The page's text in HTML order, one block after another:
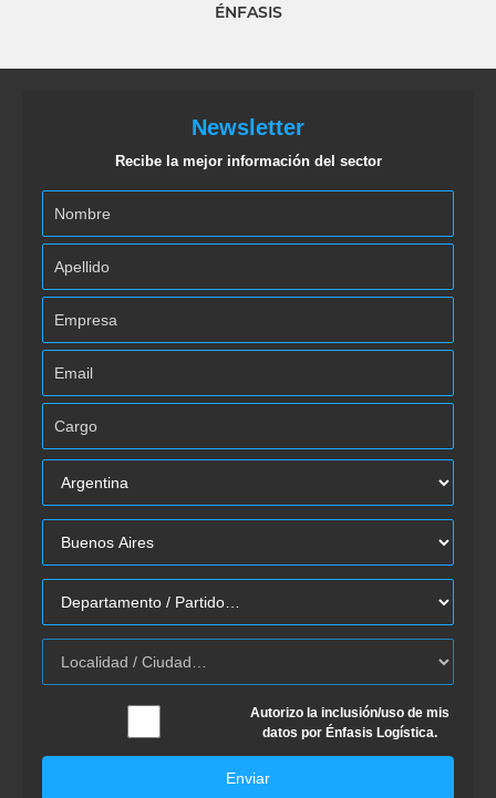
ÉNFASIS
Newsletter
Recibe la mejor información del sector
Autorizo la inclusión/uso de mis
datos por Énfasis Logística.
Enviar